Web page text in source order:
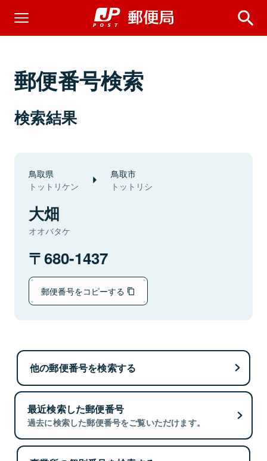
郵便番号検索
検索結果
鳥取県
トットリケン
鳥取市
トットリシ
大畑
オオバタケ
680-1437
郵便番号をコピーする
他の郵便番号を検索する
最近検索した郵便番号
過去に検索した郵便番号をご覧いただけます。